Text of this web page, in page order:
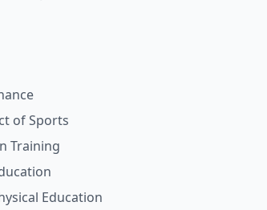
of Sports
Training
Education